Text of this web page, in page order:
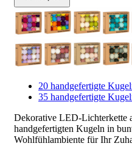
20 handgefertigte
35 handgefertigte
Dekorative LED-Lichterkette
handgefertigten Kugeln in
Wohlfühlambiente für Ihr